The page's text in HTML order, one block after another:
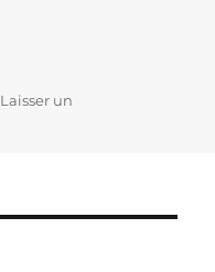
Laisser un